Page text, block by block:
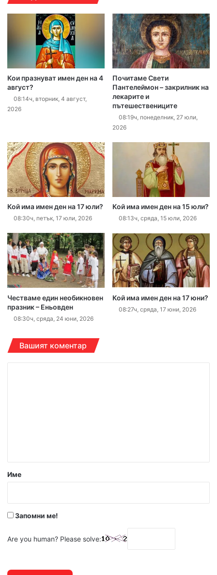
Кои празнуват имен ден на 4
август?
08:14ч, вторник, 4 август,
2026
Почитаме Свети
Пантелеймон – закрилник на
лекарите и
пътешествениците
08:19ч, понеделник, 27 юли,
2026
Кой има имен ден на 17 юли?
08:30ч, петък, 17 юли, 2026
Кой има имен ден на 15 юли?
08:13ч, сряда, 15 юли, 2026
Честваме един необикновен
празник – Еньовден
08:30ч, сряда, 24 юни, 2026
Кой има имен ден на 17 юни?
08:27ч, сряда, 17 юни, 2026
Вашият коментар
р
Име
Запомни ме!
Are you human? Please solve: